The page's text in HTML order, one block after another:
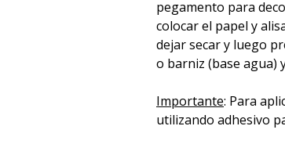
pegamento para
colocar el papel y
dejar secar y luego
o barniz (base agua)
Importante: Para
utilizando adhesivo